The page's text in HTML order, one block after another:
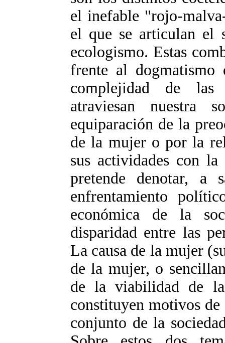
el inefable "rojo-
el que se articulan el
ecologismo. Estas
frente al
complejidad de las
atraviesan nuestra
equiparación de la
de la mujer o por la
sus actividades con
pretende denotar, a
enfrentamiento
económica de la
disparidad entre las
La causa de la mujer
de la mujer, o
de la viabilidad de la
constituyen motivos
conjunto de la